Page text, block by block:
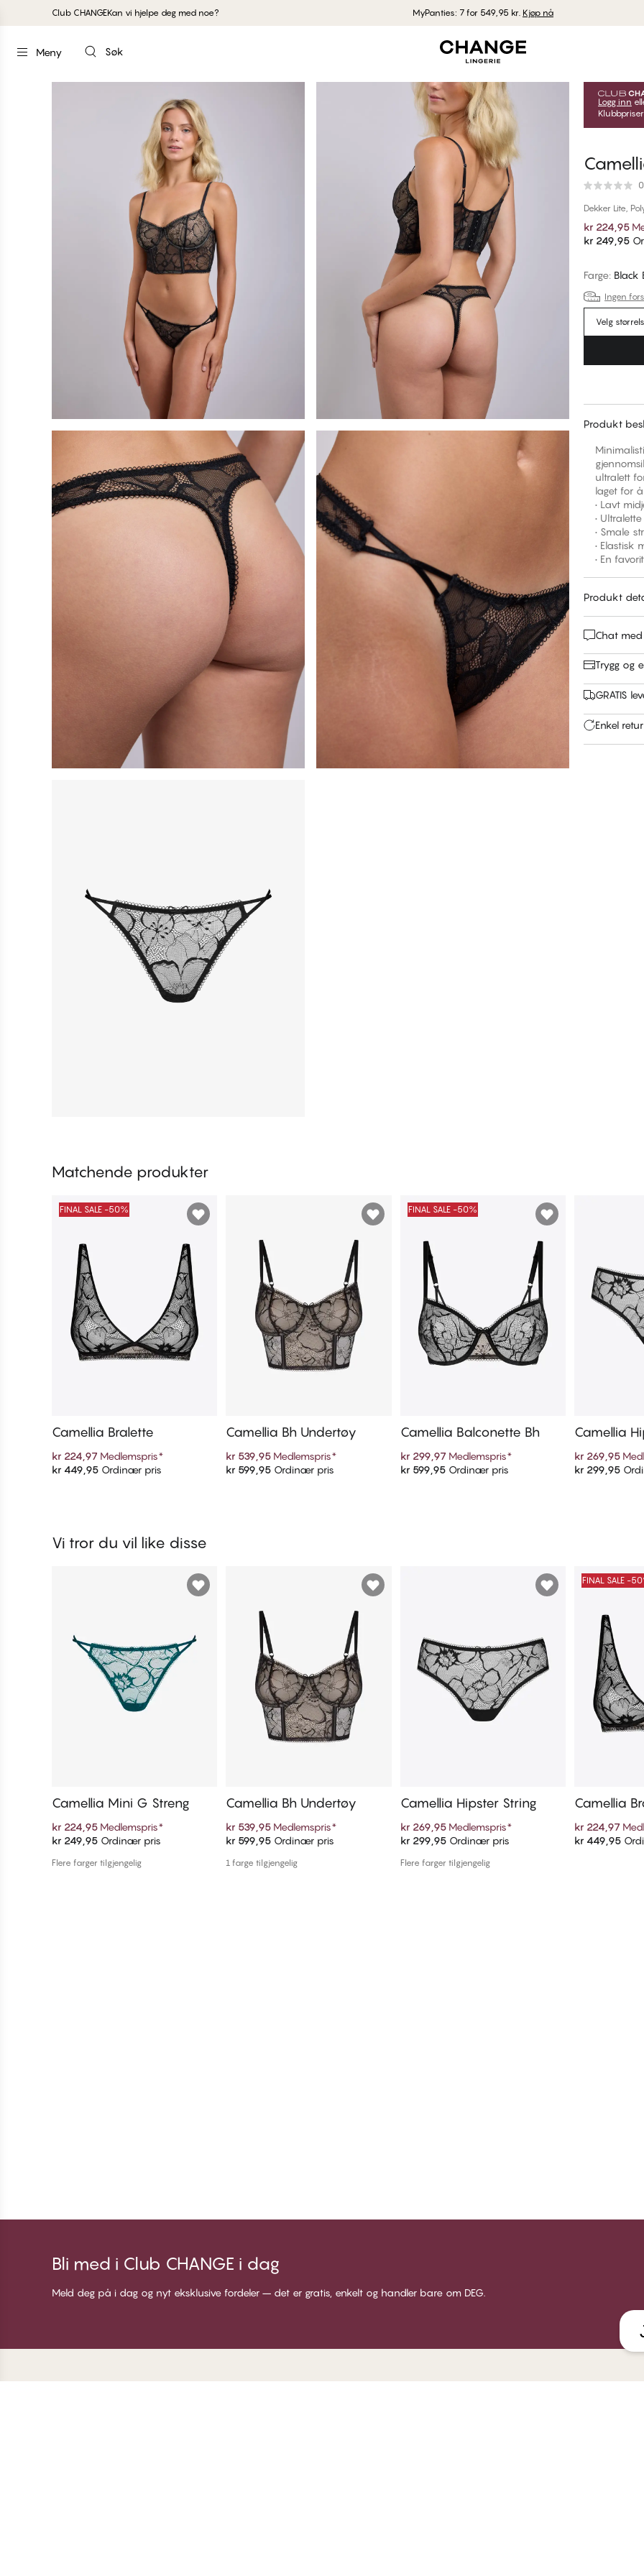
Club CHANGEKan vi hjelpe deg med noe? MyPanties: 7 for 549,95 kr. Kjøp nå
Meny Søk
Logg inn
Dekker Lite,
kr 224,95
kr 249,95
Farge: Black
Ingen
Velg
Produkt
ultralett
laget for
• Lavt
•
• Smale
• Elastisk
• En
Produkt
Chat
Trygg og
GRATIS
Enkel
Matchende produkter
Legg i handlekurven
FINAL SALE -50%
Camellia Bralette
kr 224,97 Medlemspris*
kr 449,95 Ordinær pris Legg i handlekurven
Camellia Bh Undertøy
kr 539,95 Medlemspris*
kr 599,95 Ordinær pris Legg i handlekurven
FINAL SALE -50%
Camellia Balconette Bh
kr 299,97 Medlemspris*
kr 599,95Ordinær pris Legg i
Camellia
kr 269,95
kr 299,95
Vi tror du vil like disse
Legg i handlekurven
Camellia Mini G Streng
kr 224,95 Medlemspris*
kr 249,95 Ordinær pris
Flere farger tilgjengelig
Legg i handlekurven
Camellia Bh Undertøy
kr 539,95 Medlemspris*
kr 599,95 Ordinær pris
1 farge tilgjengelig
Legg i handlekurven
Camellia Hipster String
kr 269,95 Medlemspris*
kr 299,95Ordinær pris
Flere farger tilgjengelig
Legg i
FINAL SALE -
Camellia
kr 224,97
kr 449,95
Bli med i Club CHANGE i dag
Meld deg på i dag og nyt eksklusive fordeler – det er gratis, enkelt og handler bare om DEG.